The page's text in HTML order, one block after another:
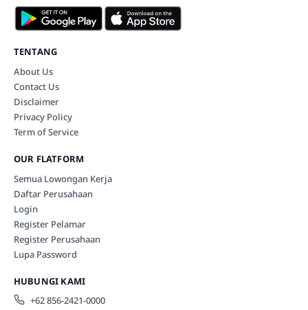
TENTANG
About Us
Contact Us
Disclaimer
Privacy Policy
Term of Service
OUR FLATFORM
Semua Lowongan Kerja
Daftar Perusahaan
Login
Register Pelamar
Register Perusahaan
Lupa Password
HUBUNGI KAMI
+62 856-2421-0000